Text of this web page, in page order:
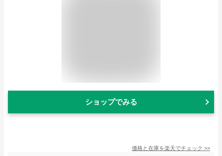
ショップでみる
価格と在庫を楽天でチェック >>